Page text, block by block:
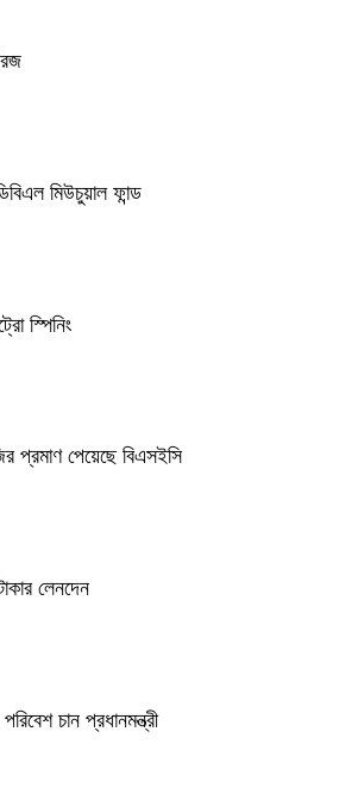
মিউচুয়াল ফান্ড
স্পিনিং
প্রমাণ পেয়েছে বিএসইসি
লেনদেন
চান প্রধানমন্ত্রী